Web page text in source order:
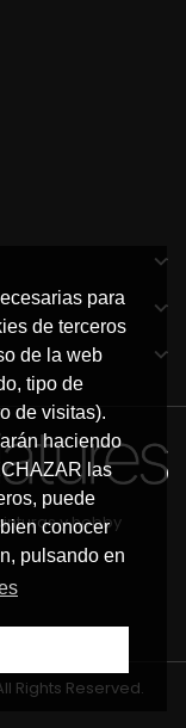
para
de terceros
de la web
tipo de
de visitas).
haciendo
las
puede
conocer
pulsando en
y hobby
Rights Reserved.